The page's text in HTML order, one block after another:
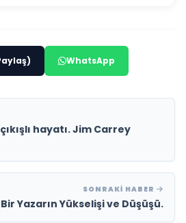
WhatsApp
hayatı. Jim Carrey
SONRAKI HABER
Yazarın Yükselişi ve Düşüşü.